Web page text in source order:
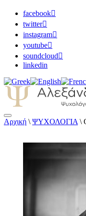
facebook
twitter
instagram
youtube
soundcloud
linkedin
Αλεξάνδρα
Αρχική \ ΨΥΧΟΛΟΓΙΑ \